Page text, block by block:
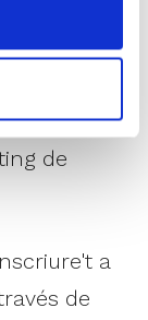
Taller
de
a
de